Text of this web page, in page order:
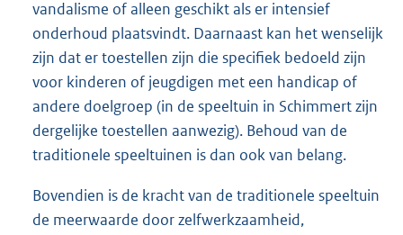
vandalisme of alleen geschikt als er intensief
onderhoud plaatsvindt. Daarnaast kan het wenselijk
zijn dat er toestellen zijn die specifiek bedoeld zijn
voor kinderen of jeugdigen met een handicap of
andere doelgroep (in de speeltuin in Schimmert zijn
dergelijke toestellen aanwezig). Behoud van de
traditionele speeltuinen is dan ook van belang.
Bovendien is de kracht van de traditionele speeltuin
de meerwaarde door zelfwerkzaamheid,